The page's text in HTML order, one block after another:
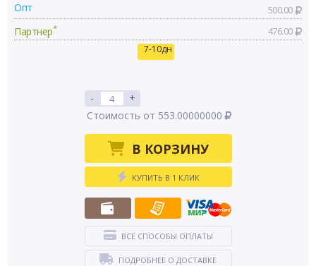
Опт 500.00
Партнер* 476.00
7-10дн
-
+
Стоимость от 553.00000000
В КОРЗИНУ
КУПИТЬ В 1 КЛИК
ВСЕ СПОСОБЫ ОПЛАТЫ
ПОДРОБНЕЕ О ДОСТАВКЕ